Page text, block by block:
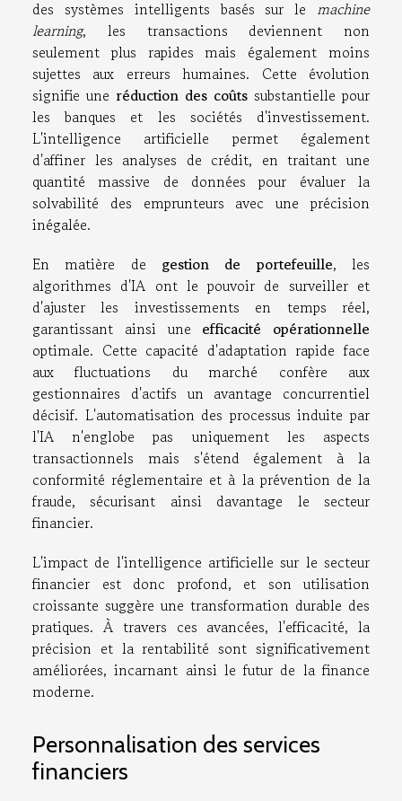
des systèmes intelligents basés sur le machine
learning, les transactions deviennent non
seulement plus rapides mais également moins
sujettes aux erreurs humaines. Cette évolution
signifie une réduction des coûts substantielle pour
les banques et les sociétés d'investissement.
L'intelligence artificielle permet également
d'affiner les analyses de crédit, en traitant une
quantité massive de données pour évaluer la
solvabilité des emprunteurs avec une précision
inégalée.
En matière de gestion de portefeuille, les
algorithmes d'IA ont le pouvoir de surveiller et
d'ajuster les investissements en temps réel,
garantissant ainsi une efficacité opérationnelle
optimale. Cette capacité d'adaptation rapide face
aux fluctuations du marché confère aux
gestionnaires d'actifs un avantage concurrentiel
décisif. L'automatisation des processus induite par
l'IA n'englobe pas uniquement les aspects
transactionnels mais s'étend également à la
conformité réglementaire et à la prévention de la
fraude, sécurisant ainsi davantage le secteur
financier.
L'impact de l'intelligence artificielle sur le secteur
financier est donc profond, et son utilisation
croissante suggère une transformation durable des
pratiques. À travers ces avancées, l'efficacité, la
précision et la rentabilité sont significativement
améliorées, incarnant ainsi le futur de la finance
moderne.
Personnalisation des services
financiers